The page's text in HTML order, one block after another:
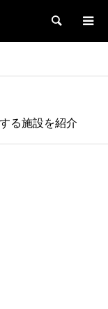
検索
る施設を紹介